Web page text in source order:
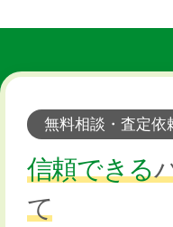
無料相談・査定依
信頼できる
て